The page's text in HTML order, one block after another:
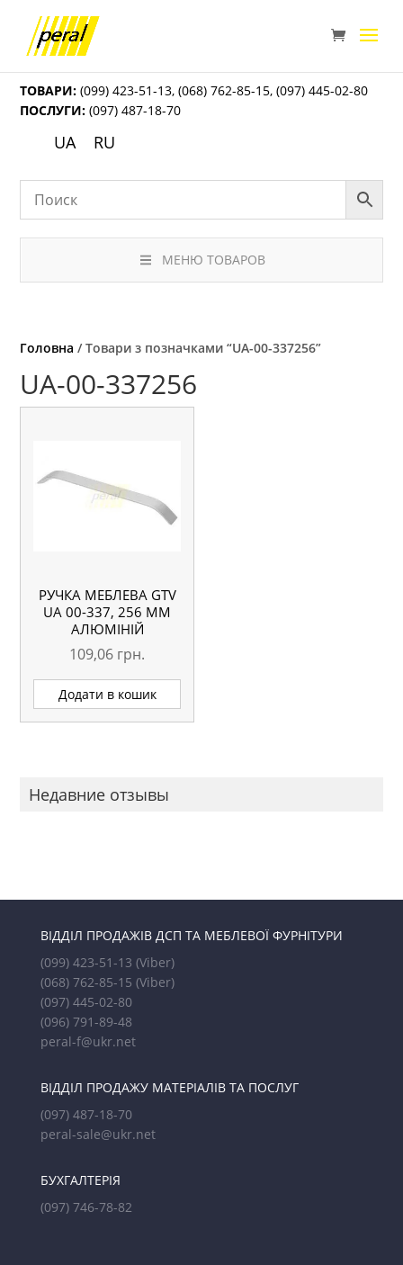
ТОВАРИ: (099) 423-51-13,(068) 762-85-15,(097) 445-02-80
ПОСЛУГИ: (097) 487-18-70
UA RU
МЕНЮ ТОВАРОВ
Головна / Товари з позначками “UA-00-337256”
UA-00-337256
РУЧКА МЕБЛЕВА GTV
UA 00-337, 256 ММ
АЛЮМІНІЙ
109,06 грн.
Додати в кошик
Недавние отзывы
ВІДДІЛ ПРОДАЖІВ ДСП ТА МЕБЛЕВОЇ ФУРНІТУРИ
(099) 423-51-13 (Viber)
(068) 762-85-15 (Viber)
(097) 445-02-80
(096) 791-89-48
peral-f@ukr.net
ВІДДІЛ ПРОДАЖУ МАТЕРІАЛІВ ТА ПОСЛУГ
(097) 487-18-70
peral-sale@ukr.net
БУХГАЛТЕРІЯ
(097) 746-78-82